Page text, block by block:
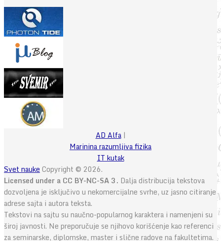
AD Alfa|
Marinina razumljiva fizika
IT kutak
Svet nauke Copyright © 2026.
Licensed under a CC BY-NC-SA 3. Dalja distribucija tekstova
dozvoljena je isključivo u nekomercijalne svrhe, uz jasno citiranje
adrese sajta i autora teksta.
Tekstovi na sajtu su naučno-popularnog karaktera i namenjeni su
široj javnosti. Ne preporučuje se njihovo korišćenje kao referenci
za seminarske, diplomske, master i slične radove na fakultetima.